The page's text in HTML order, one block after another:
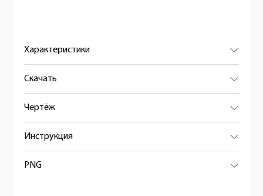
Характеристики
Скачать
Чертёж
Инструкция
PNG